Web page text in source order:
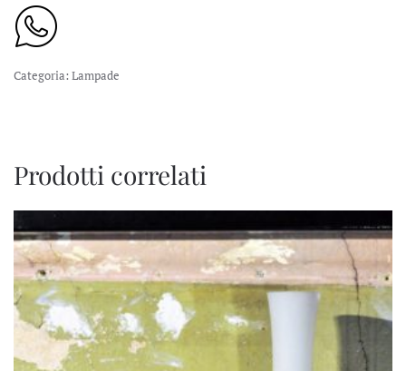
Categoria: Lampade
Prodotti correlati